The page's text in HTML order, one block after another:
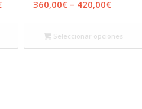
360,00€– 420,00€
Seleccionar opciones